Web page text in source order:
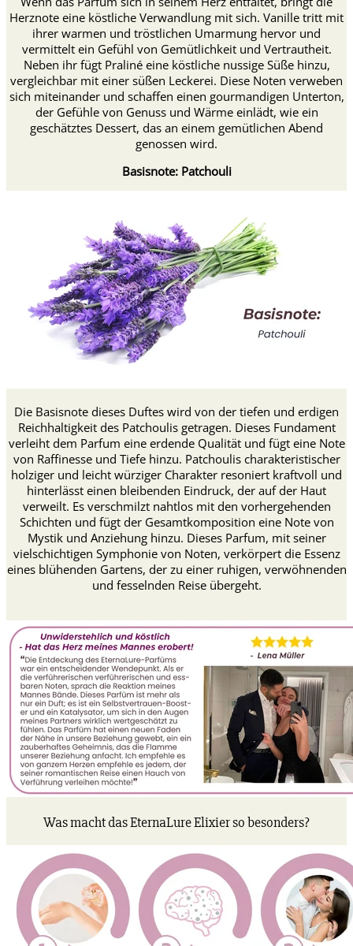
Herznote eine köstliche Verwandlung mit sich. Vanille tritt mit
ihrer warmen und tröstlichen Umarmung hervor und
vermittelt ein Gefühl von Gemütlichkeit und Vertrautheit.
Neben ihr fügt Praliné eine köstliche nussige Süße hinzu,
vergleichbar mit einer süßen Leckerei. Diese Noten verweben
sich miteinander und schaffen einen gourmandigen Unterton,
der Gefühle von Genuss und Wärme einlädt, wie ein
geschätztes Dessert, das an einem gemütlichen Abend
genossen wird.
Basisnote: Patchouli
Die Basisnote dieses Duftes wird von der tiefen und erdigen
Reichhaltigkeit des Patchoulis getragen. Dieses Fundament
verleiht dem Parfum eine erdende Qualität und fügt eine Note
von Raffinesse und Tiefe hinzu. Patchoulis charakteristischer
holziger und leicht würziger Charakter resoniert kraftvoll und
hinterlässt einen bleibenden Eindruck, der auf der Haut
verweilt. Es verschmilzt nahtlos mit den vorhergehenden
Schichten und fügt der Gesamtkomposition eine Note von
Mystik und Anziehung hinzu. Dieses Parfum, mit seiner
vielschichtigen Symphonie von Noten, verkörpert die Essenz
eines blühenden Gartens, der zu einer ruhigen, verwöhnenden
und fesselnden Reise übergeht.
Was macht das EternaLure Elixier so besonders?